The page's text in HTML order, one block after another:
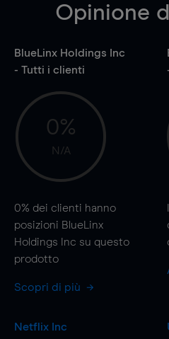
Opinione
BlueLinx Holdings Inc
- Tutti i clienti
0%
N/A
0% dei clienti hanno
posizioni BlueLinx
Holdings Inc su questo
prodotto
Scopri di più
Netflix Inc